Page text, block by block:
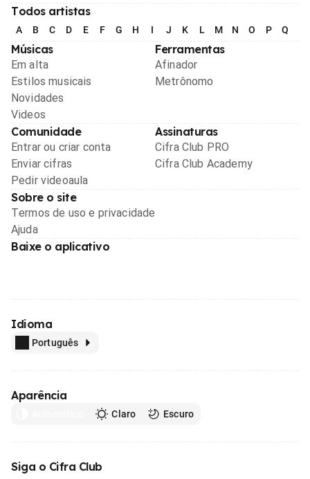
Todos artistas
A B C D E F G H I J K L M N O P Q
Músicas
Em alta
Estilos musicais
Novidades
Videos
Ferramentas
Afinador
Metrônomo
Comunidade
Entrar ou criar conta
Enviar cifras
Pedir videoaula
Assinaturas
Cifra Club PRO
Cifra Club Academy
Sobre o site
Termos de uso e privacidade
Ajuda
Baixe o aplicativo
Idioma
Português
Aparência
Claro Escuro
Siga o Cifra Club